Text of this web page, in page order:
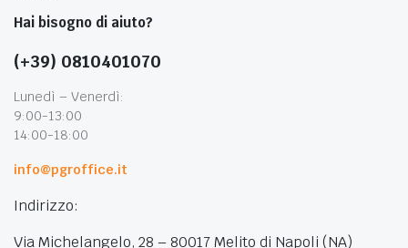
Hai bisogno di aiuto?
(+39) 0810401070
Lunedì – Venerdì:
9:00-13:00
14:00-18:00
info@pgroffice.it
Indirizzo:
Via Michelangelo, 28 – 80017 Melito di Napoli (NA)